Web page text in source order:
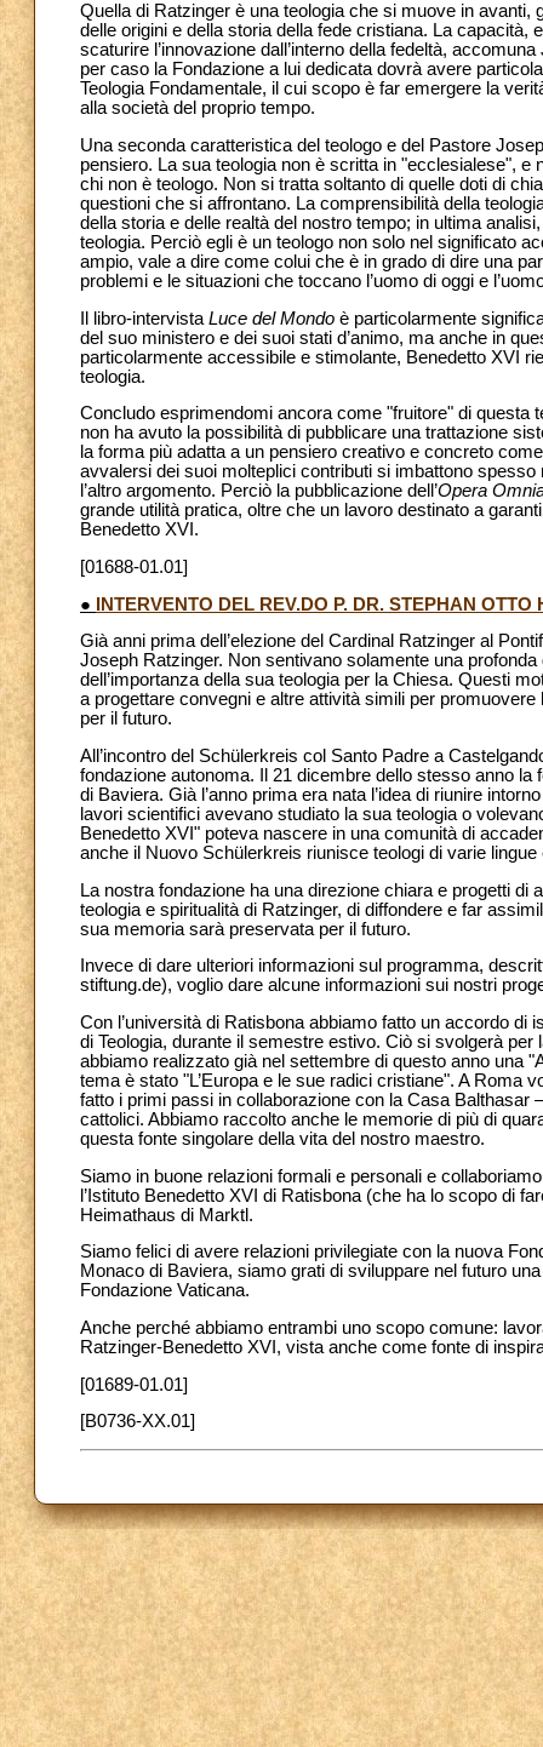
Quella di Ratzinger è una teologia che si muove in
delle origini e della storia della fede cristiana. La
scaturire l’innovazione dall’interno della fedeltà,
per caso la Fondazione a lui dedicata dovrà avere
Teologia Fondamentale, il cui scopo è far emergere la
alla società del proprio tempo.
Una seconda caratteristica del teologo e del Pastore
pensiero. La sua teologia non è scritta in "ecclesialese",
chi non è teologo. Non si tratta soltanto di quelle doti di
questioni che si affrontano. La comprensibilità della
della storia e delle realtà del nostro tempo; in ultima
teologia. Perciò egli è un teologo non solo nel significato
ampio, vale a dire come colui che è in grado di dire una
problemi e le situazioni che toccano l’uomo di oggi e
Il libro-intervista Luce del Mondo è particolarmente
del suo ministero e dei suoi stati d’animo, ma anche in
particolarmente accessibile e stimolante, Benedetto XVI
teologia.
Concludo esprimendomi ancora come "fruitore" di questa
non ha avuto la possibilità di pubblicare una trattazione
la forma più adatta a un pensiero creativo e concreto
avvalersi dei suoi molteplici contributi si imbattono spesso
l’altro argomento. Perciò la pubblicazione dell’Opera
grande utilità pratica, oltre che un lavoro destinato a
Benedetto XVI.
[01688-01.01]
●
INTERVENTO DEL REV.DO P. DR. STEPHAN
Già anni prima dell’elezione del Cardinal Ratzinger al
Joseph Ratzinger. Non sentivano solamente una
dell’importanza della sua teologia per la Chiesa. Questi
a progettare convegni e altre attività simili per
per il futuro.
All’incontro del Schülerkreis col Santo Padre a
fondazione autonoma. Il 21 dicembre dello stesso anno
di Baviera. Già l’anno prima era nata l’idea di riunire
lavori scientifici avevano studiato la sua teologia o
Benedetto XVI" poteva nascere in una comunità di
anche il Nuovo Schülerkreis riunisce teologi di varie
La nostra fondazione ha una direzione chiara e progetti
teologia e spiritualità di Ratzinger, di diffondere e far
sua memoria sarà preservata per il futuro.
Invece di dare ulteriori informazioni sul programma,
stiftung.de), voglio dare alcune informazioni sui nostri
Con l’università di Ratisbona abbiamo fatto un accordo
di Teologia, durante il semestre estivo. Ciò si svolgerà per
abbiamo realizzato già nel settembre di questo anno una
tema è stato "L’Europa e le sue radici cristiane". A Roma
fatto i primi passi in collaborazione con la Casa Balthasar
cattolici. Abbiamo raccolto anche le memorie di più di
questa fonte singolare della vita del nostro maestro.
Siamo in buone relazioni formali e personali e
l’Istituto Benedetto XVI di Ratisbona (che ha lo scopo di
Heimathaus di Marktl.
Siamo felici di avere relazioni privilegiate con la nuova
Monaco di Baviera, siamo grati di sviluppare nel futuro
Fondazione Vaticana.
Anche perché abbiamo entrambi uno scopo comune:
Ratzinger-Benedetto XVI, vista anche come fonte di
[01689-01.01]
[B0736-XX.01]